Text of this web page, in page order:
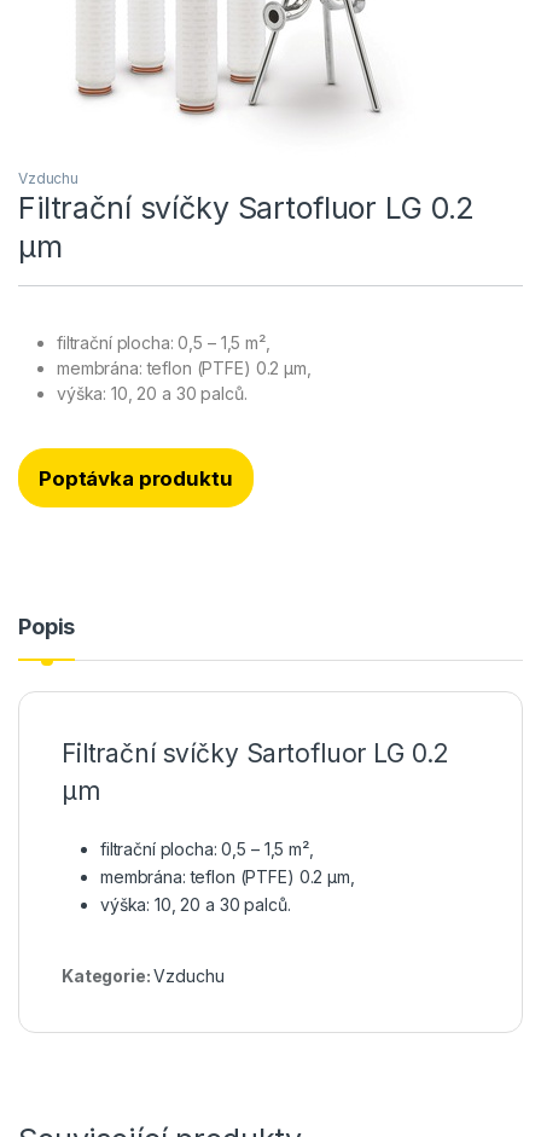
Vzduchu
Filtrační svíčky Sartofluor LG 0.2
µm
filtrační plocha: 0,5 – 1,5 m²,
membrána: teflon (PTFE) 0.2 µm,
výška: 10, 20 a 30 palců.
Poptávka produktu
Popis
Filtrační svíčky Sartofluor LG 0.2
µm
filtrační plocha: 0,5 – 1,5 m²,
membrána: teflon (PTFE) 0.2 µm,
výška: 10, 20 a 30 palců.
Kategorie:Vzduchu